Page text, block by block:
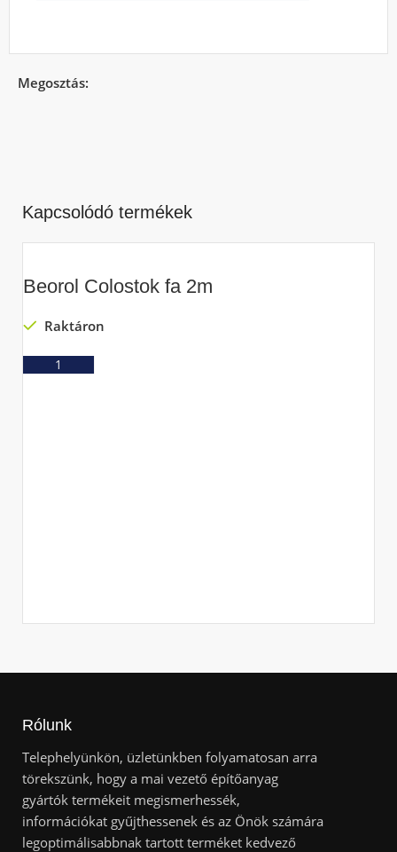
Megosztás:
Kapcsolódó termékek
Beorol Colostok fa 2m
Raktáron
Rólunk
Telephelyünkön, üzletünkben folyamatosan arra
törekszünk, hogy a mai vezető építőanyag
gyártók termékeit megismerhessék,
információkat gyűjthessenek és az Önök számára
legoptimálisabbnak tartott terméket kedvező